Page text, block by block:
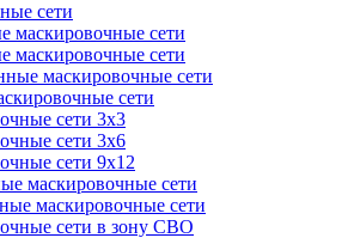
сети
маскировочные сети
маскировочные сети
маскировочные сети
сети
сети 3х3
сети 3х6
сети 9х12
маскировочные сети
маскировочные сети
сети в зону СВО